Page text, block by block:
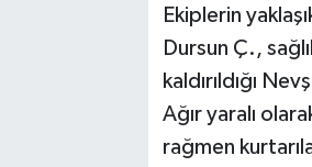
Ekiplerin
Dursun Ç.,
kaldırıldığı
Ağır yaralı
rağmen